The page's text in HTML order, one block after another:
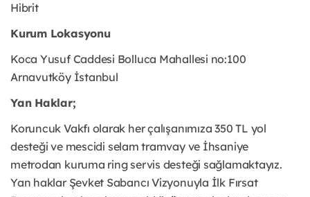
Hibrit
Kurum Lokasyonu
Koca Yusuf Caddesi Bolluca Mahallesi no:100
Arnavutköy İstanbul
Yan Haklar;
Koruncuk Vakfı olarak her çalışanımıza 350 TL yol
desteği ve mescidi selam tramvay ve İhsaniye
metrodan kuruma ring servis desteği sağlamaktayız.
Yan haklar Şevket Sabancı Vizyonuyla İlk Fırsat